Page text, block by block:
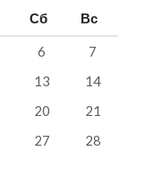
Сб Вс
6
7
13
14
20
21
27
28